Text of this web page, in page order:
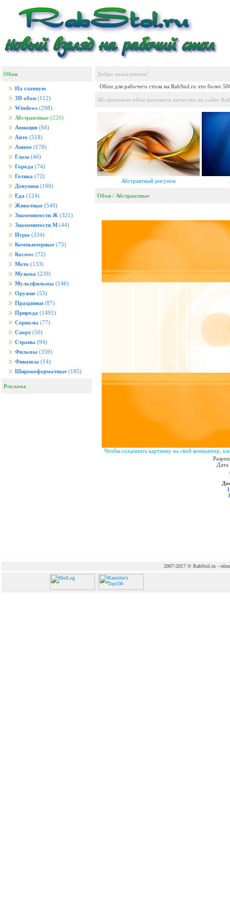
Обои
На главную
3D обои (112)
Windows (298)
Абстрактные (220)
Авиация (64)
Авто (518)
Аниме (178)
Глаза (46)
Города (74)
Готика (72)
Девушки (160)
Еда (124)
Животные (540)
Знаменитости Ж (321)
Знаменитости М (44)
Игры (334)
Компьютерные (75)
Космос (72)
Мото (133)
Музыка (239)
Мультфильмы (146)
Оружие (53)
Праздники (87)
Природа (1491)
Сериалы (77)
Спорт (50)
Страны (94)
Фильмы (359)
Финансы (14)
Широкоформатные (185)
Реклама
Добро пожаловать!
Обои для рабочего стола на RabStol.ru это более
Абстрактные обои высокого качества на сайте
Абстрактный рисунок
Обои / Абстрактные
Чтобы сохранить картинку на свой компьютер,
Дата
2007-2017 © RabStol.ru - обои